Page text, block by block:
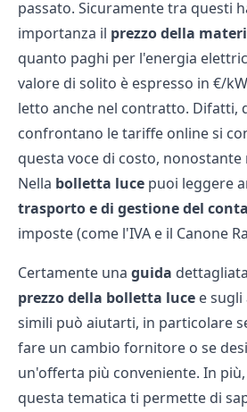
passato. Sicuramente tra questi
importanza il prezzo della
quanto paghi per l'energia
valore di solito è espresso in €/
letto anche nel contratto. Difatti,
confrontano le tariffe online si
questa voce di costo, nonostante
Nella bolletta luce puoi leggere
trasporto e di gestione del
imposte (come l'IVA e il Canone
Certamente una guida
prezzo della bolletta luce e
simili può aiutarti, in particolare
fare un cambio fornitore o se
un'offerta più conveniente. In
questa tematica ti permette di